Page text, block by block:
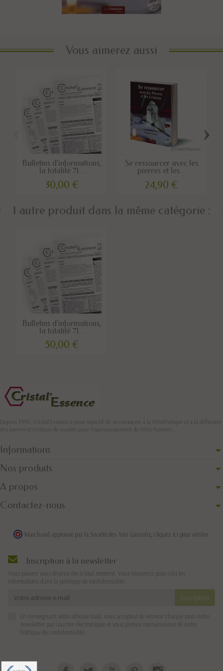
Vous aimerez aussi
Bulletins d'informations,
la totalité 71...
30,00 €
Se ressourcer avec les
pierres et les...
24,90 €
›
1 autre produit dans la même catégorie :
Bulletins d'informations,
la totalité 71...
50,00 €
Depuis 1993, Cristal'Essence a pour objectif de se consacrer à la lithothérapie et à la diffusion
des pierres et cristaux de qualité pour l’épanouissement de l’être humain.
Informations
Nos produits
A propos
Contactez-nous
Marchand approuvé par la Société des Avis Garantis, cliquez ici pour vérifier
Inscription à la newsletter
Vous pouvez vous désinscrire à tout moment. Vous trouverez pour cela les
informations dans la politique de confidentialité.
En renseignant votre adresse mail, vous acceptez de recevoir chaque mois notre
newsletter par courrier électronique et vous prenez connaissance de notre
Politique de confidentialité